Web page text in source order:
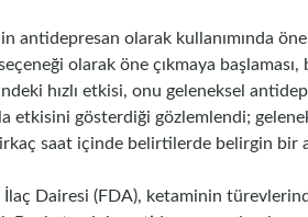
antidepresan olarak kullanımında
olarak öne çıkmaya başlaması,
hızlı etkisi, onu geleneksel
etkisini gösterdiği gözlemlendi;
saat içinde belirtilerde belirgin bir
İlaç Dairesi (FDA), ketaminin